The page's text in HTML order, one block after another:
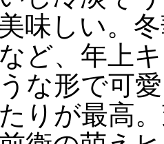
味しい。
ど、年上
な形で可
りが最高